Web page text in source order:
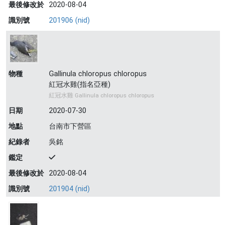
最後修改於 2020-08-04
識別號
201906 (nid)
物種
Gallinula chloropus chloropus
紅冠水雞(指名亞種)
紅冠水雞 Gallinula chloropus chloropus
日期
2020-07-30
地點
台南市下營區
紀錄者
吳銘
鑑定
最後修改於 2020-08-04
識別號
201904 (nid)